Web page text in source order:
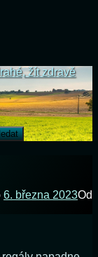
žít zdravě
6. března 2023Od